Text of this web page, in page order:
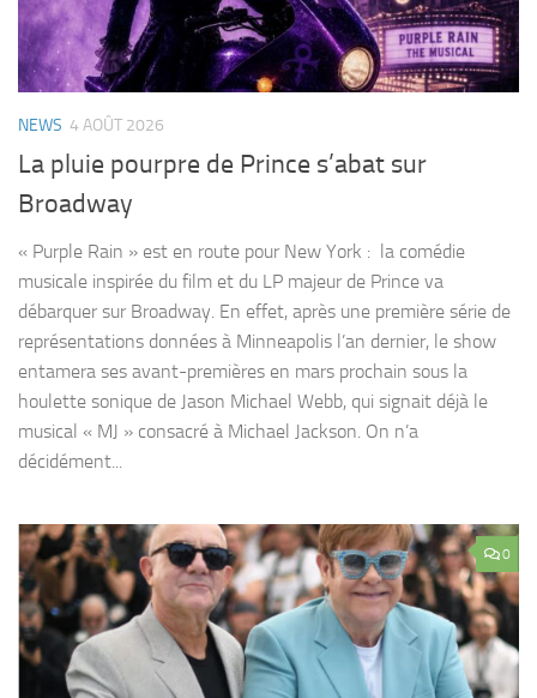
NEWS 4 AOÛT 2026
La pluie pourpre de Prince s’abat sur
Broadway
« Purple Rain » est en route pour New York : la comédie
musicale inspirée du film et du LP majeur de Prince va
débarquer sur Broadway. En effet, après une première série de
représentations données à Minneapolis l’an dernier, le show
entamera ses avant-premières en mars prochain sous la
houlette sonique de Jason Michael Webb, qui signait déjà le
musical « MJ » consacré à Michael Jackson. On n’a
décidément...
0